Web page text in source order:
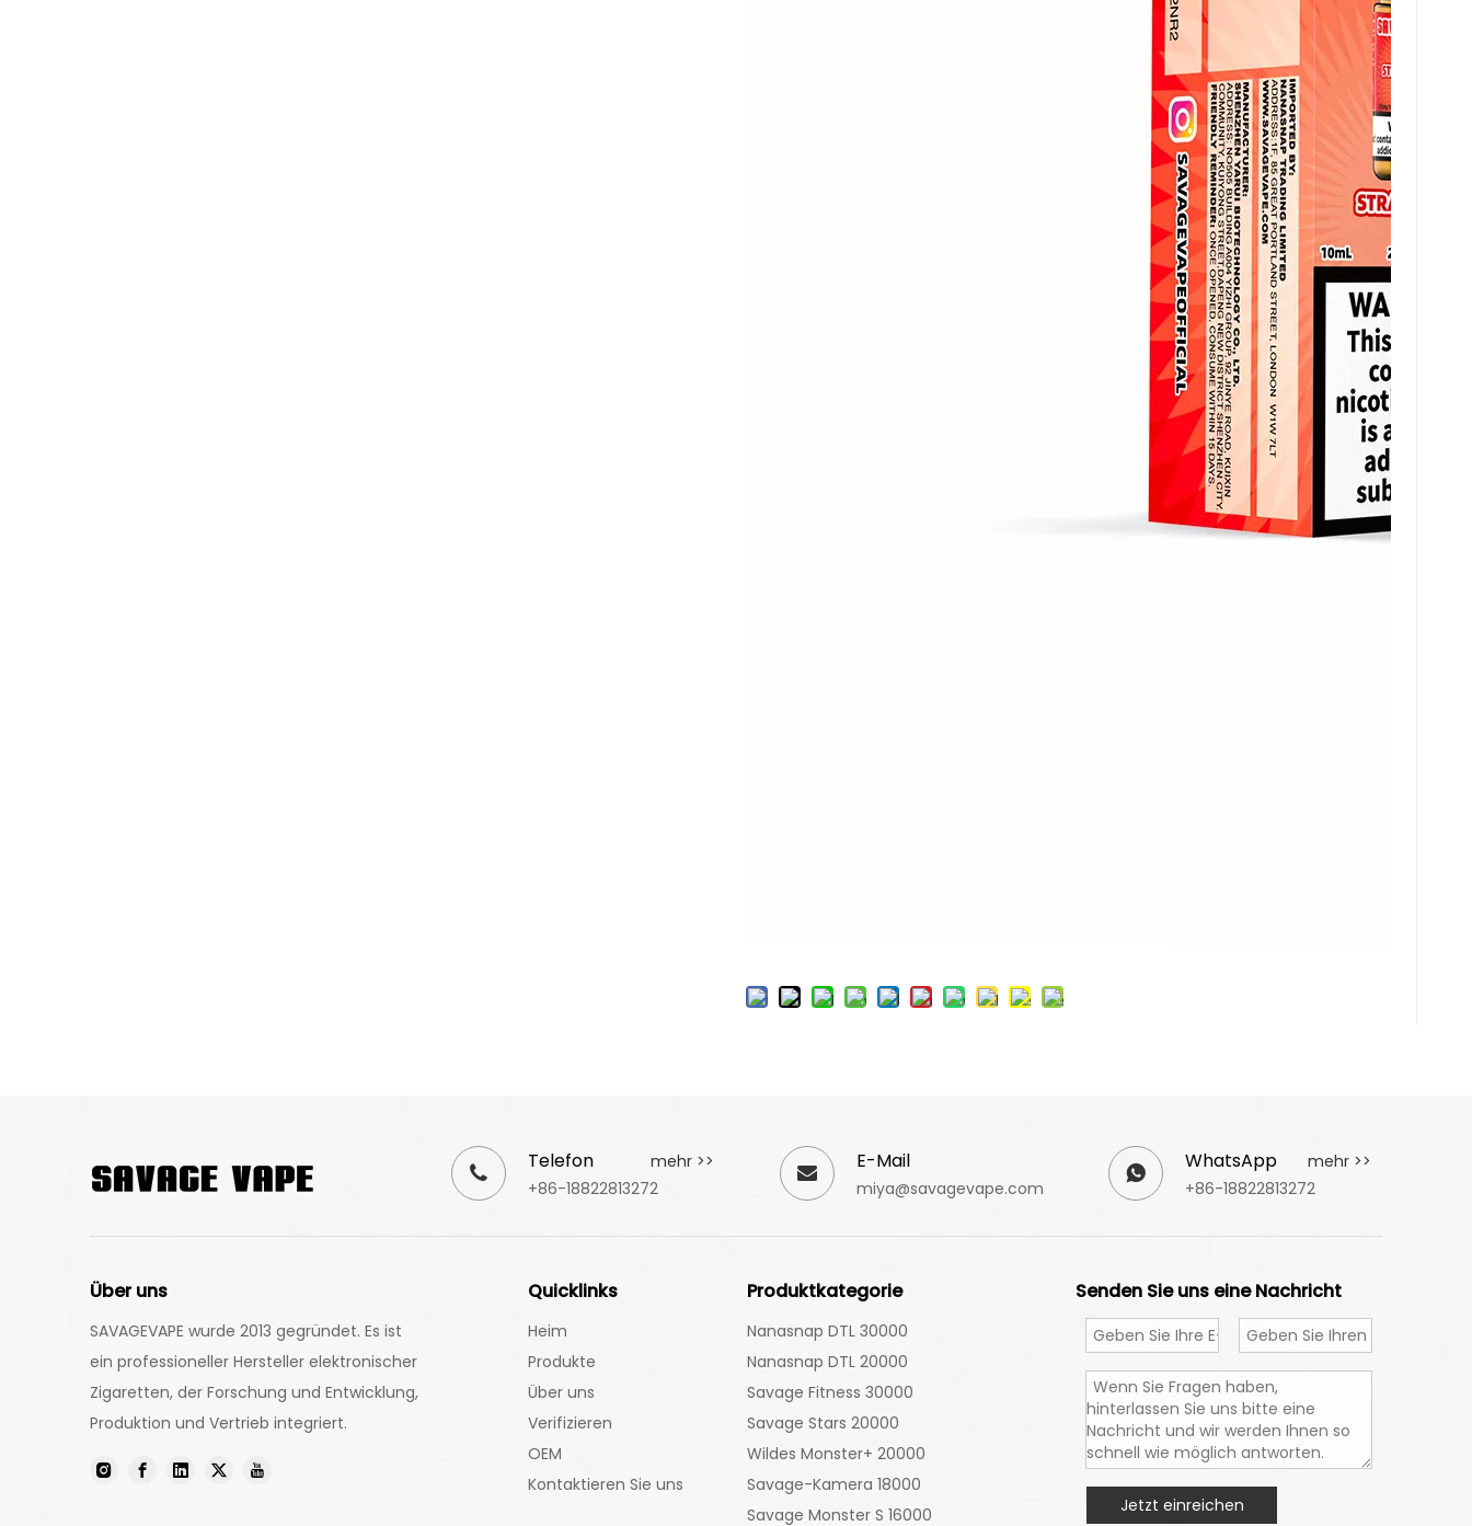
Telefon
mehr >>
+86-18822813272
E-Mail
miya@savagevape.com
WhatsApp
mehr >>
+86-18822813272
Über uns
SAVAGEVAPE wurde 2013 gegründet. Es ist
ein professioneller Hersteller elektronischer
Zigaretten, der Forschung und Entwicklung,
Produktion und Vertrieb integriert.
Quicklinks
Heim
Produkte
Über uns
Verifizieren
OEM
Kontaktieren Sie uns
Produktkategorie
Nanasnap DTL 30000
Nanasnap DTL 20000
Savage Fitness 30000
Savage Stars 20000
Wildes Monster+ 20000
Savage-Kamera 18000
Savage Monster S 16000
Senden Sie uns eine Nachricht
Jetzt einreichen